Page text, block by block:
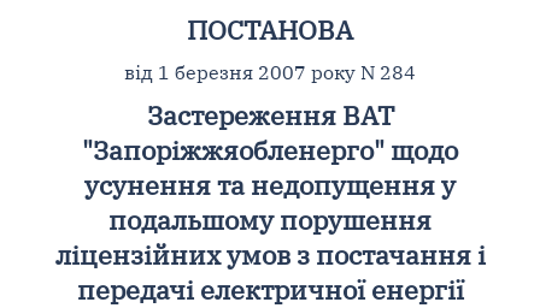
ПОСТАНОВА
від 1 березня 2007 року N 284
Застереження ВАТ
"Запоріжжяобленерго" щодо
усунення та недопущення у
подальшому порушення
ліцензійних умов з постачання і
передачі електричної енергії